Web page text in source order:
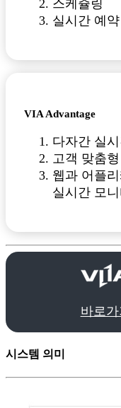
스케쥴링
실시간 예
VIA Advantage
다자간 실
고객 맞춤
웹과 어플
실시간 모
바로가
시스템 의미